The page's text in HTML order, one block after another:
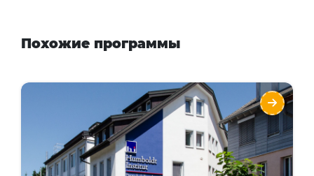
Похожие программы
Humboldt-Institut Konstanz
Курсы
Языки
Интенсивный курс